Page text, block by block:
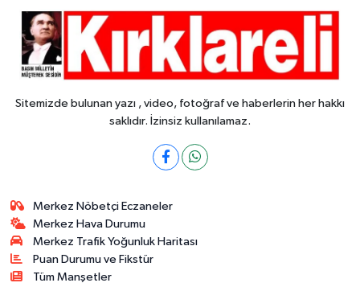
Sitemizde bulunan yazı , video, fotoğraf ve haberlerin her hakkı
saklıdır. İzinsiz kullanılamaz.
Merkez Nöbetçi Eczaneler
Merkez Hava Durumu
Merkez Trafik Yoğunluk Haritası
Puan Durumu ve Fikstür
Tüm Manşetler